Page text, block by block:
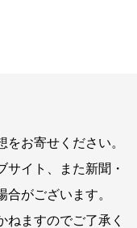
お寄せください。
サイト、また新聞・
がございます。
ますのでご了承く